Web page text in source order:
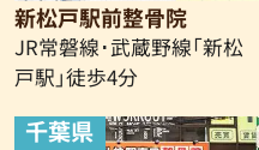
新松戸駅前整骨院
JR常磐線･武蔵野線「新松
戸駅」徒歩4分
千葉県